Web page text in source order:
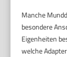
Manche
besondere
Eigenheiten
welche